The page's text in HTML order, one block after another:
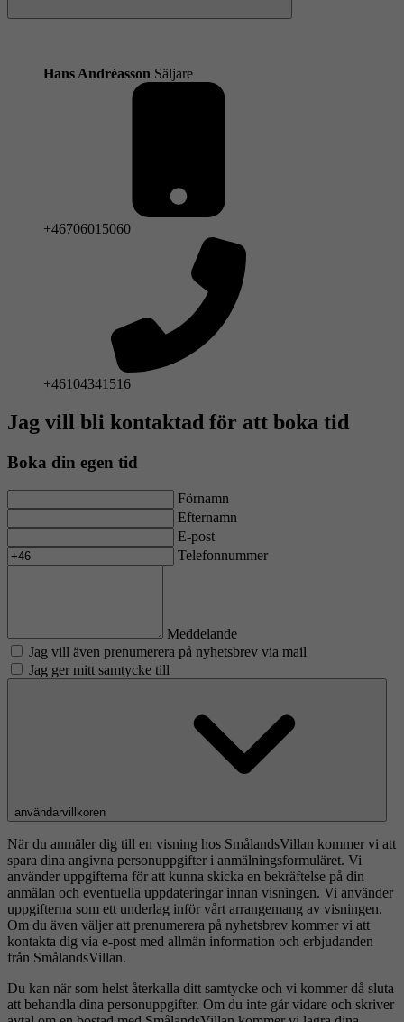
Nästa
Hans Andréasson Säljare
+46706015060
+46104341516
Jag vill bli kontaktad för att boka tid
Boka din egen tid
Förnamn
Efternamn
E-post
Telefonnummer
Meddelande
Jag vill även prenumerera på nyhetsbrev via mail
Jag ger mitt samtycke till
användarvillkoren
När du anmäler dig till en visning hos SmålandsVillan kommer vi att
spara dina angivna personuppgifter i anmälningsformuläret. Vi
använder uppgifterna för att kunna skicka en bekräftelse på din
anmälan och eventuella uppdateringar innan visningen. Vi använder
uppgifterna som ett underlag inför vårt arrangemang av visningen.
Om du även väljer att prenumerera på nyhetsbrev kommer vi att
kontakta dig via e-post med allmän information och erbjudanden
från SmålandsVillan.
Du kan när som helst återkalla ditt samtycke och vi kommer då sluta
att behandla dina personuppgifter. Om du inte går vidare och skriver